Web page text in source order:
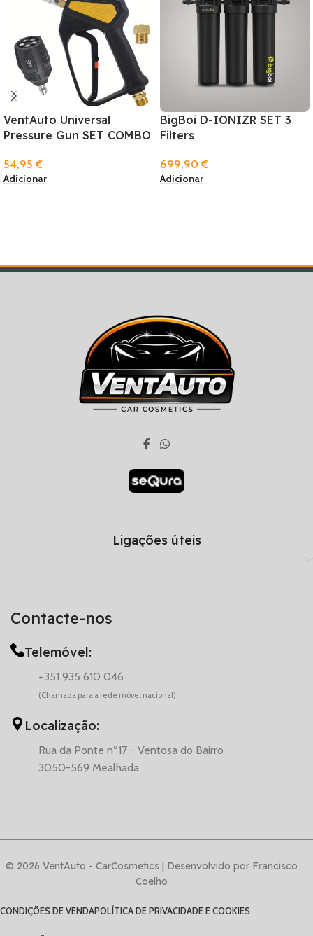
VentAuto Universal
Pressure Gun SET COMBO
54,95€
Adicionar
BigBoi D-IONIZR SET 3
Filters
699,90€
Adicionar
Contacte-nos
Telemóvel:
+351 935 610 046
(Chamada para a rede móvel nacional)
Localização:
Rua da Ponte nº17 - Ventosa do Bairro
3050-569 Mealhada
Ligações úteis
© 2026 VentAuto - CarCosmetics | Desenvolvido por Francisco
Coelho
CONDIÇÕES DE VENDAPOLÍTICA DE PRIVACIDADE E COOKIES